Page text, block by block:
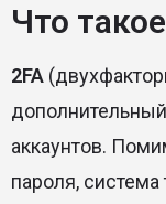
Что
2FA
аккаунтов.
пароля,